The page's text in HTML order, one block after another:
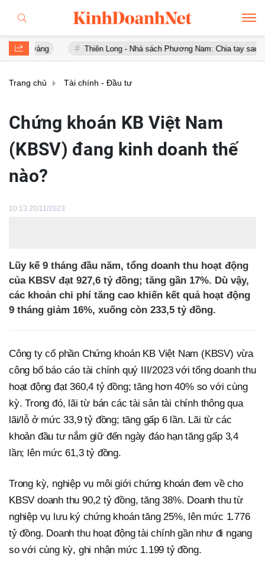
Thiên Long - Nhà sách Phương Nam: Chia tay sau chưa đầy 1
Trang chủ Tài chính - Đầu tư
Chứng khoán KB Việt Nam
(KBSV) đang kinh doanh thế
nào?
10:13 20/11/2023
Lũy kế 9 tháng đầu năm, tổng doanh thu hoạt động
của KBSV đạt 927,6 tỷ đồng; tăng gần 17%. Dù vậy,
các khoản chi phí tăng cao khiến kết quả hoạt động
9 tháng giảm 16%, xuống còn 233,5 tỷ đồng.
Công ty cổ phần Chứng khoán KB Việt Nam (KBSV) vừa
công bố báo cáo tài chính quý III/2023 với tổng doanh thu
hoạt động đạt 360,4 tỷ đồng; tăng hơn 40% so với cùng
kỳ. Trong đó, lãi từ bán các tài sản tài chính thông qua
lãi/lỗ ở mức 33,9 tỷ đồng; tăng gấp 6 lần. Lãi từ các
khoản đầu tư nắm giữ đến ngày đáo hạn tăng gấp 3,4
lần; lên mức 61,3 tỷ đồng.
Trong kỳ, nghiệp vụ môi giới chứng khoán đem về cho
KBSV doanh thu 90,2 tỷ đồng, tăng 38%. Doanh thu từ
nghiệp vụ lưu ký chứng khoán tăng 25%, lên mức 1.776
tỷ đồng. Doanh thu hoạt động tài chính gần như đi ngang
so với cùng kỳ, ghi nhận mức 1.199 tỷ đồng.